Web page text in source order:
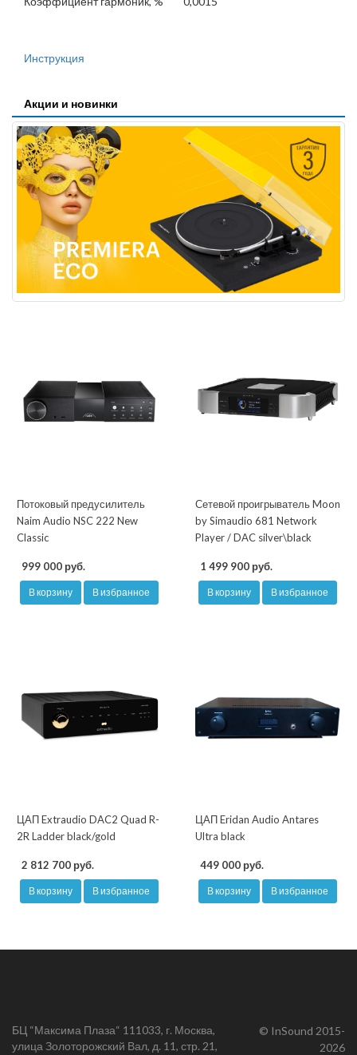
Инструкция
Акции и новинки
Потоковый предусилитель
Naim Audio NSC 222 New
Classic
999 000 руб.
В корзину В избранное
Сетевой проигрыватель Moon
by Simaudio 681 Network
Player / DAC silver\black
1 499 900 руб.
В корзину В избранное
ЦАП Extraudio DAC2 Quad R-
2R Ladder black/gold
2 812 700 руб.
В корзину В избранное
ЦАП Eridan Audio Antares
Ultra black
449 000 руб.
В корзину В избранное
БЦ “Максима Плаза“ 111033, г. Москва,
улица Золоторожский Вал, д. 11, стр. 21,
© InSound 2015-
2026